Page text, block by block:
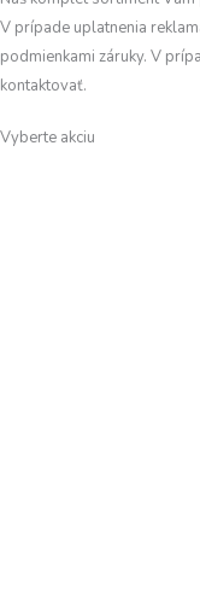
V prípade uplatnenia
podmienkami záruky. V
kontaktovať.
Vyberte akciu